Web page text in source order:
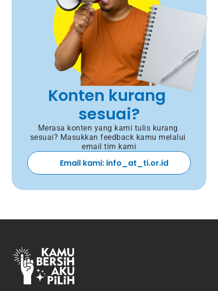
Konten kurang
sesuai?
Merasa konten yang kami tulis kurang
sesuai? Masukkan feedback kamu melalui
email tim kami
Email kami: info_at_ti.or.id